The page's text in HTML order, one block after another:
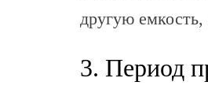
другую
3. Период